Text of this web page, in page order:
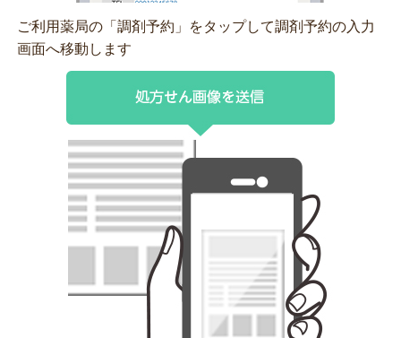
ご利用薬局の「調剤予約」をタップして調剤予約の入力
画面へ移動します